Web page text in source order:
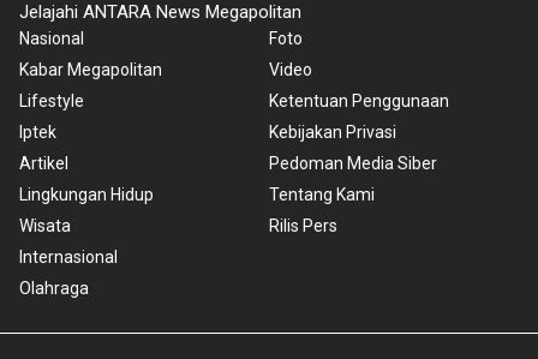
Jelajahi ANTARA News Megapolitan
Nasional
Kabar Megapolitan
Lifestyle
Iptek
Artikel
Lingkungan Hidup
Wisata
Internasional
Olahraga
Foto
Video
Ketentuan Penggunaan
Kebijakan Privasi
Pedoman Media Siber
Tentang Kami
Rilis Pers